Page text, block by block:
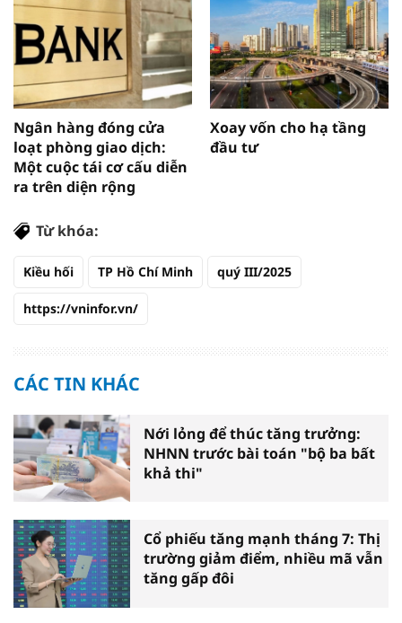
Ngân hàng đóng cửa
loạt phòng giao dịch:
Một cuộc tái cơ cấu diễn
ra trên diện rộng
Xoay vốn cho hạ tầng
đầu tư
Từ khóa:
Kiều hối TP Hồ Chí Minh quý III/2025
https://vninfor.vn/
CÁC TIN KHÁC
Nới lỏng để thúc tăng trưởng:
NHNN trước bài toán "bộ ba bất
khả thi"
Cổ phiếu tăng mạnh tháng 7: Thị
trường giảm điểm, nhiều mã vẫn
tăng gấp đôi